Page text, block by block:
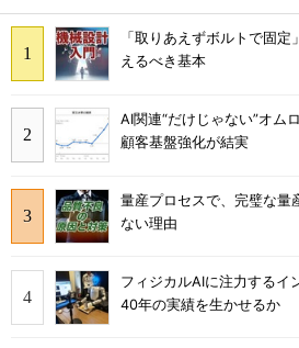
「取りあえずボルトで固
えるべき基本
AI関連“だけじゃない”オム
顧客基盤強化が結実
量産プロセスで、完璧な量
ない理由
フィジカルAIに注力するイ
40年の実績を生かせるか